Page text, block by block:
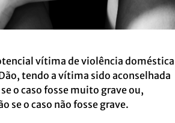
vítima de violência doméstica
tendo a vítima sido aconselhada
o caso fosse muito grave ou,
se o caso não fosse grave.